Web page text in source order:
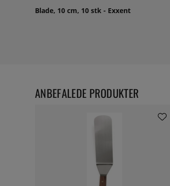
Blade, 10 cm, 10 stk - Exxent
ANBEFALEDE PRODUKTER